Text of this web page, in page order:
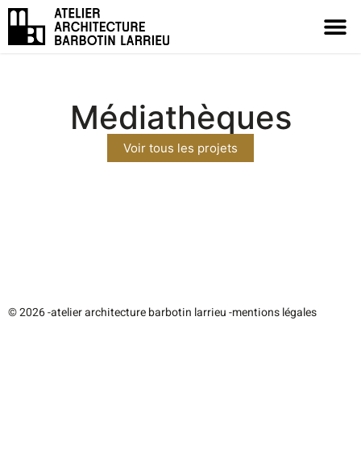
Médiathèques
Voir tous les projets
© 2026 -atelier architecture barbotin larrieu -mentions légales